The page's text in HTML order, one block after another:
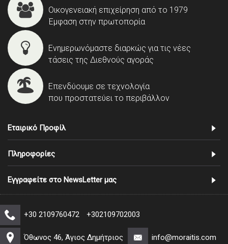
Οικογενειακή επιχείρηση από το 1979
Έμφαση στην πρωτοπορία
Ενημερωνόμαστε διαρκώς για τις νέες
τάσεις της Διεθνούς αγοράς
Επενδύουμε σε τεχνολογία
που προστατεύει το περιβάλλον
Εταιρικό Προφίλ
Πληροφορίες
Εγγραφείτε στο NewsLetter μας
+30 2109760472 +302109702003
Όθωνος 46, Άγιος Δημήτριος info@moraitis.com